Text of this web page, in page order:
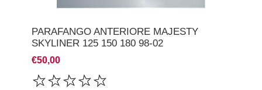
PARAFANGO ANTERIORE MAJESTY
SKYLINER 125 150 180 98-02
€50,00